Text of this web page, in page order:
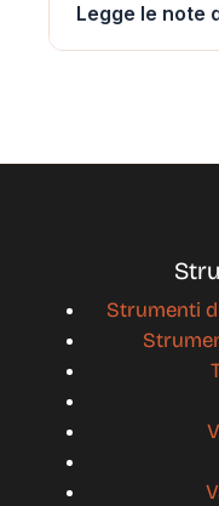
Legge le note
Strumenti